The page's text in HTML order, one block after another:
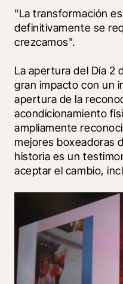
"La transformación
definitivamente se
crezcamos".
La apertura del Día 2
gran impacto con un
apertura de la
acondicionamiento
ampliamente
mejores boxeadoras
historia es un
aceptar el cambio,